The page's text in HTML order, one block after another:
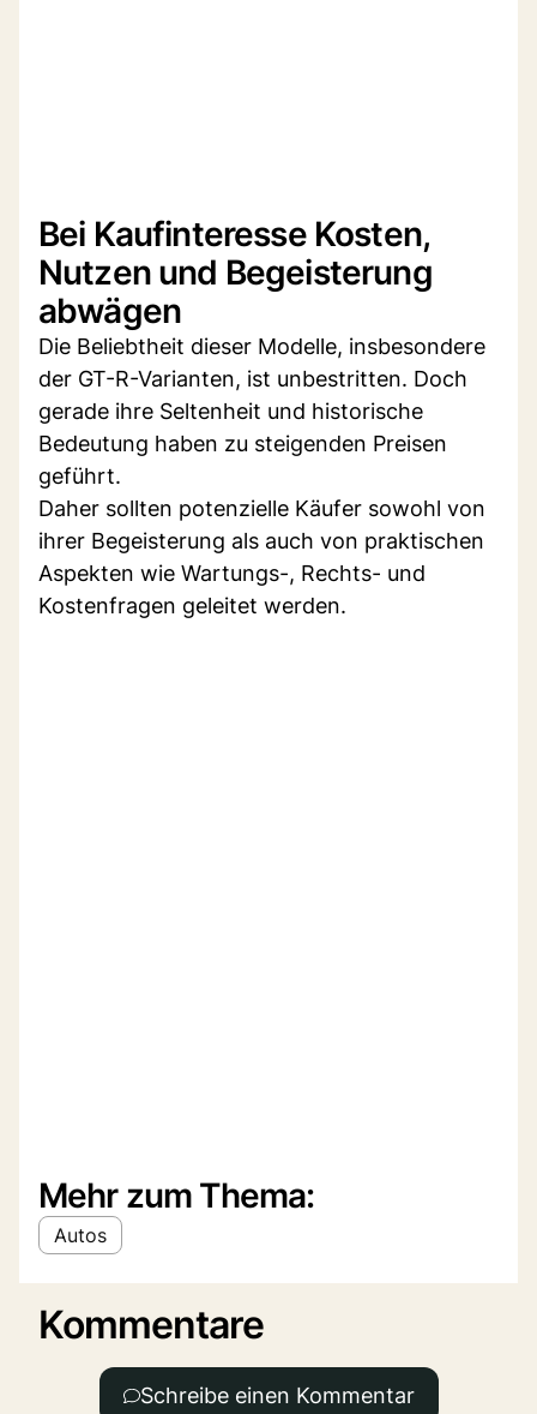
Bei Kaufinteresse Kosten,
Nutzen und Begeisterung
abwägen
Die Beliebtheit dieser Modelle, insbesondere
der GT-R-Varianten, ist unbestritten. Doch
gerade ihre Seltenheit und historische
Bedeutung haben zu steigenden Preisen
geführt.
Daher sollten potenzielle Käufer sowohl von
ihrer Begeisterung als auch von praktischen
Aspekten wie Wartungs-, Rechts- und
Kostenfragen geleitet werden.
Mehr zum Thema:
Autos
Kommentare
Schreibe einen Kommentar